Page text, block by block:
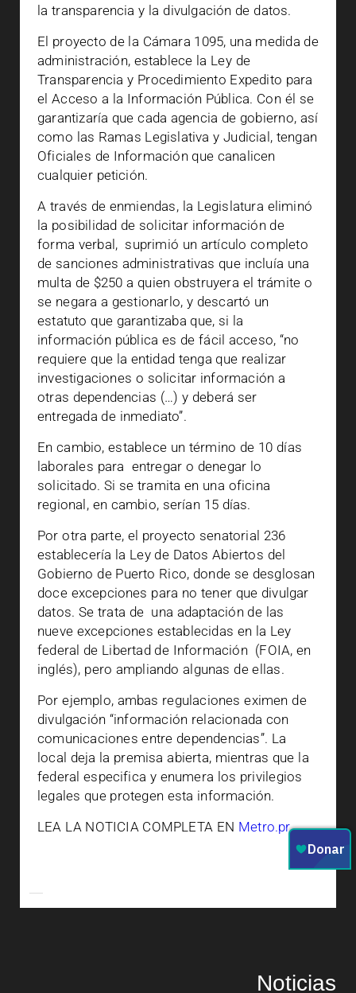
la transparencia y la divulgación de datos.
El proyecto de la Cámara 1095, una medida de
administración, establece la Ley de
Transparencia y Procedimiento Expedito para
el Acceso a la Información Pública. Con él se
garantizaría que cada agencia de gobierno, así
como las Ramas Legislativa y Judicial, tengan
Oficiales de Información que canalicen
cualquier petición.
A través de enmiendas, la Legislatura eliminó
la posibilidad de solicitar información de
forma verbal, suprimió un artículo completo
de sanciones administrativas que incluía una
multa de $250 a quien obstruyera el trámite o
se negara a gestionarlo, y descartó un
estatuto que garantizaba que, si la
información pública es de fácil acceso, “no
requiere que la entidad tenga que realizar
investigaciones o solicitar información a
otras dependencias (…) y deberá ser
entregada de inmediato”.
En cambio, establece un término de 10 días
laborales para entregar o denegar lo
solicitado. Si se tramita en una oficina
regional, en cambio, serían 15 días.
Por otra parte, el proyecto senatorial 236
establecería la Ley de Datos Abiertos del
Gobierno de Puerto Rico, donde se desglosan
doce excepciones para no tener que divulgar
datos. Se trata de una adaptación de las
nueve excepciones establecidas en la Ley
federal de Libertad de Información (FOIA, en
inglés), pero ampliando algunas de ellas.
Por ejemplo, ambas regulaciones eximen de
divulgación “información relacionada con
comunicaciones entre dependencias”. La
local deja la premisa abierta, mientras que la
federal especifica y enumera los privilegios
legales que protegen esta información.
LEA LA NOTICIA COMPLETA EN Metro.pr
Noticias